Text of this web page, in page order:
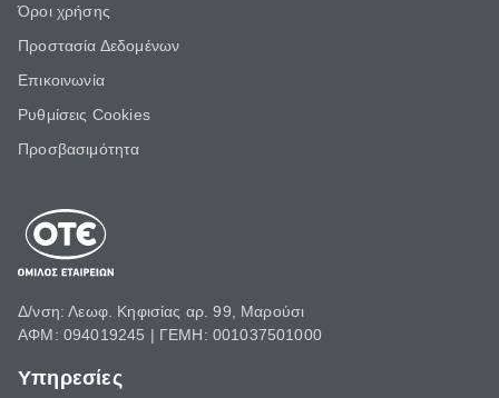
Όροι χρήσης
Προστασία Δεδομένων
Επικοινωνία
Ρυθμίσεις Cookies
Προσβασιμότητα
Δ/νση: Λεωφ. Κηφισίας αρ. 99, Μαρούσι
ΑΦΜ: 094019245 | ΓΕΜΗ: 001037501000
Υπηρεσίες